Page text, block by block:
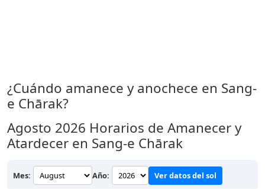
¿Cuándo amanece y anochece en Sang-
e Chārak?
Agosto 2026 Horarios de Amanecer y
Atardecer en Sang-e Chārak
Mes: Año: Ver datos del sol